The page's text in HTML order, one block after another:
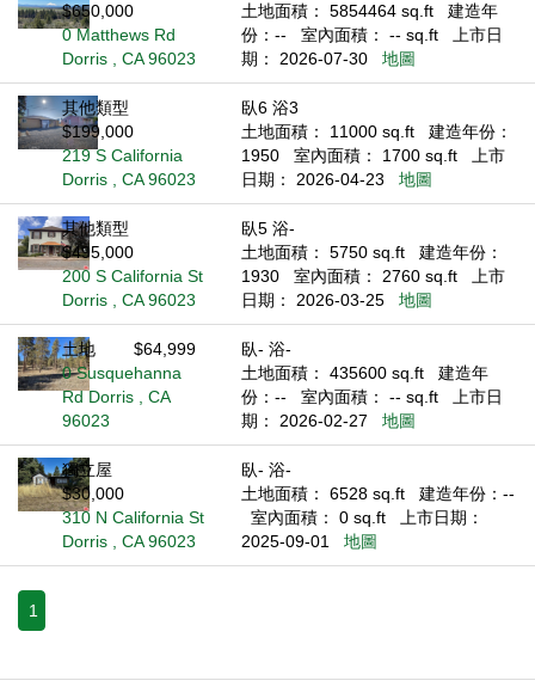
$650,000
0 Matthews Rd
Dorris , CA 96023
土地面積： 5854464 sq.ft
建造年
份：--
室內面積： -- sq.ft
上市日
期： 2026-07-30
地圖
其他類型
$199,000
219 S California
Dorris , CA 96023
臥6 浴3
土地面積： 11000 sq.ft
建造年份：
1950
室內面積： 1700 sq.ft
上市
日期： 2026-04-23
地圖
其他類型
$495,000
200 S California St
Dorris , CA 96023
臥5 浴-
土地面積： 5750 sq.ft
建造年份：
1930
室內面積： 2760 sq.ft
上市
日期： 2026-03-25
地圖
土地
$64,999
0 Susquehanna
Rd Dorris , CA
96023
臥- 浴-
土地面積： 435600 sq.ft
建造年
份：--
室內面積： -- sq.ft
上市日
期： 2026-02-27
地圖
獨立屋
$30,000
310 N California St
Dorris , CA 96023
臥- 浴-
土地面積： 6528 sq.ft
建造年份：--
室內面積： 0 sq.ft
上市日期：
2025-09-01
地圖
1